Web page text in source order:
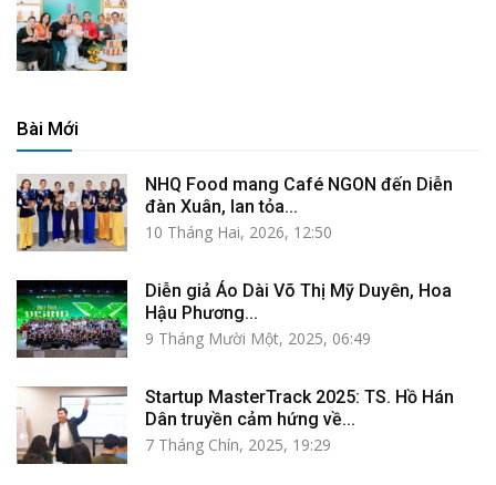
Bài Mới
NHQ Food mang Café NGON đến Diễn
đàn Xuân, lan tỏa...
10 Tháng Hai, 2026, 12:50
Diễn giả Áo Dài Võ Thị Mỹ Duyên, Hoa
Hậu Phương...
9 Tháng Mười Một, 2025, 06:49
Startup MasterTrack 2025: TS. Hồ Hán
Dân truyền cảm hứng về...
7 Tháng Chín, 2025, 19:29